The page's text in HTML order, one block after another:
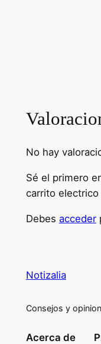
No hay
Sé el primero
carrito electrico
Debes acceder
Notizalia
Consejos y
Acerca de